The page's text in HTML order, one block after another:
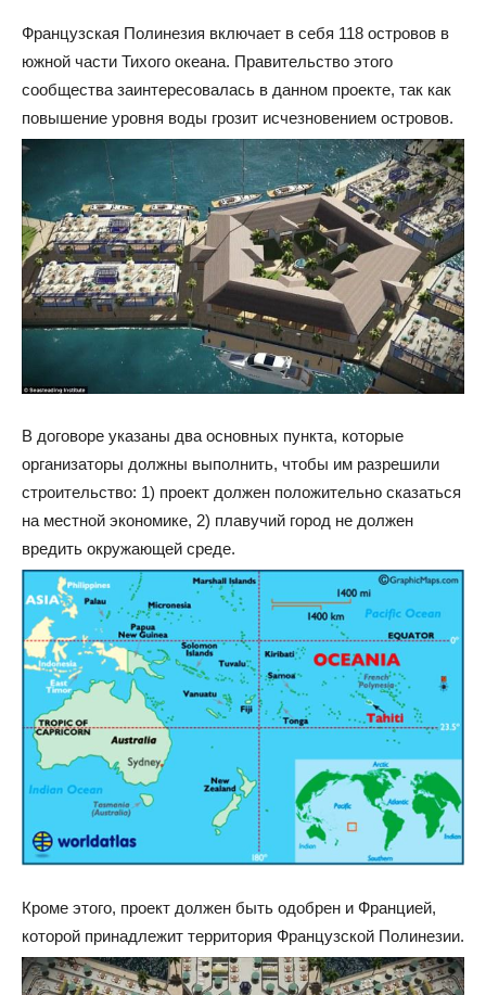
Французская Полинезия включает в себя 118 островов в
южной части Тихого океана. Правительство этого
сообщества заинтересовалась в данном проекте, так как
повышение уровня воды грозит исчезновением островов.
В договоре указаны два основных пункта, которые
организаторы должны выполнить, чтобы им разрешили
строительство: 1) проект должен положительно сказаться
на местной экономике, 2) плавучий город не должен
вредить окружающей среде.
Кроме этого, проект должен быть одобрен и Францией,
которой принадлежит территория Французской Полинезии.